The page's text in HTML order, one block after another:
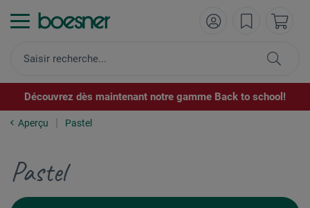
Découvrez dès maintenant notre gamme Back to school!
Aperçu Pastel
Pastel